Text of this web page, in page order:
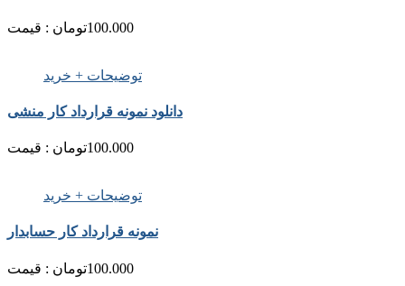
قیمت : 100.000تومان
توضیحات + خرید
دانلود نمونه قرارداد کار منشی
قیمت : 100.000تومان
توضیحات + خرید
نمونه قرارداد کار حسابدار
قیمت : 100.000تومان